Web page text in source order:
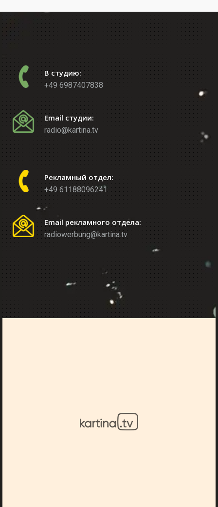
В студию:
+49 6987407838
Email студии:
radio@kartina.tv
Рекламный отдел:
+49 61188096241
Email рекламного отдела:
radiowerbung@kartina.tv